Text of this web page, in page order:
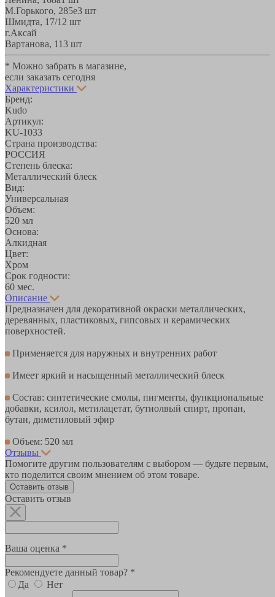
М.Горького, 285е3 шт
Шмидта, 17/1 2 шт
г.Аксай
Вартанова, 113 шт
* Можно забрать в магазине,
если заказать сегодня
Характеристики
Бренд:
Kudo
Артикул:
KU-1033
Страна производства:
РОССИЯ
Степень блеска:
Металлический блеск
Вид:
Универсальная
Объем:
520 мл
Основа:
Алкидная
Цвет:
Хром
Срок годности:
60 мес.
Описание
Предназначен для декоративной окраски металлических,
деревянных, пластиковых, гипсовых и керамических
поверхностей.
Применяется для наружных и внутренних работ
Имеет яркий и насыщенный металлический блеск
Состав: синтетические смолы, пигменты, функциональные
добавки, ксилол, метилацетат, бутиолвый спирт, пропан,
бутан, диметиловый эфир
Объем: 520 мл
Отзывы
Помогите другим пользователям с выбором — будьте первым,
кто поделится своим мнением об этом товаре.
Оставить отзыв
Оставить отзыв
Ваша оценка *
Рекомендуете данный товар? *
Да
Нет